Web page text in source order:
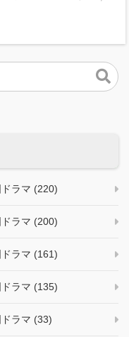
ラマ (220)
ラマ (200)
ラマ (161)
ラマ (135)
ラマ (33)